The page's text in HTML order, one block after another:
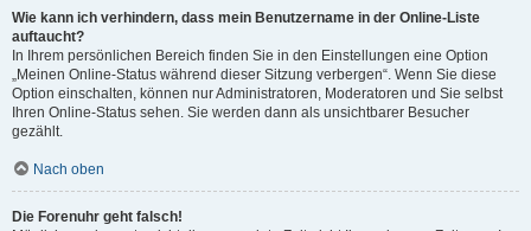
Wie kann ich verhindern, dass mein Benutzername in der Online-Liste
auftaucht?
In Ihrem persönlichen Bereich finden Sie in den Einstellungen eine Option
„Meinen Online-Status während dieser Sitzung verbergen“. Wenn Sie diese
Option einschalten, können nur Administratoren, Moderatoren und Sie selbst
Ihren Online-Status sehen. Sie werden dann als unsichtbarer Besucher
gezählt.
Nach oben
Die Forenuhr geht falsch!